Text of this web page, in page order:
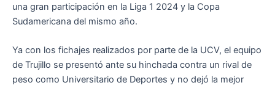
una gran participación en la Liga 1 2024 y la Copa
Sudamericana del mismo año.
Ya con los fichajes realizados por parte de la UCV, el equipo
de Trujillo se presentó ante su hinchada contra un rival de
peso como Universitario de Deportes y no dejó la mejor